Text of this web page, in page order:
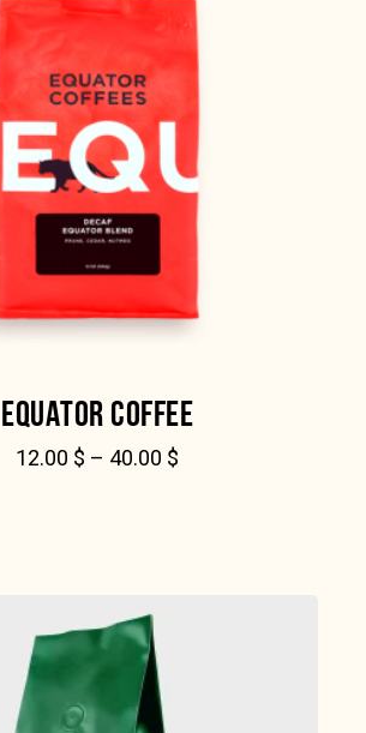
EQUATOR COFFEE
12.00 $ – 40.00 $